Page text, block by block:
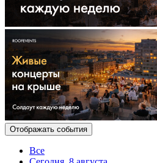
Отображать события
Все